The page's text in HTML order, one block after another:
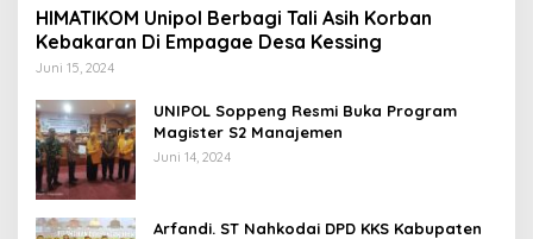
HIMATIKOM Unipol Berbagi Tali Asih Korban
Kebakaran Di Empagae Desa Kessing
Juni 15, 2024
UNIPOL Soppeng Resmi Buka Program
Magister S2 Manajemen
Juni 14, 2024
Arfandi. ST Nahkodai DPD KKS Kabupaten